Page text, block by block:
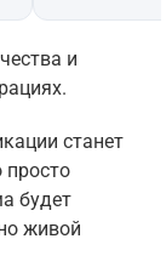
и
станет
просто
будет
живой